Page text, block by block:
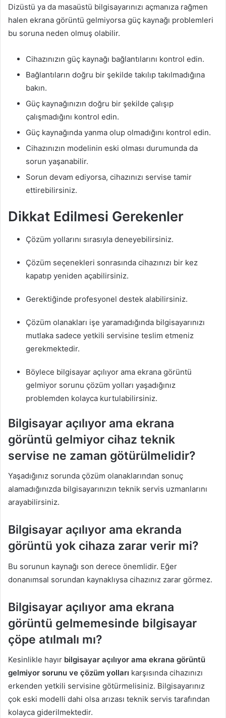
Dizüstü ya da masaüstü bilgisayarınızı açmanıza rağmen
halen ekrana görüntü gelmiyorsa güç kaynağı problemleri
bu soruna neden olmuş olabilir.
Cihazınızın güç kaynağı bağlantılarını kontrol edin.
Bağlantıların doğru bir şekilde takılıp takılmadığına
bakın.
Güç kaynağınızın doğru bir şekilde çalışıp
çalışmadığını kontrol edin.
Güç kaynağında yanma olup olmadığını kontrol edin.
Cihazınızın modelinin eski olması durumunda da
sorun yaşanabilir.
Sorun devam ediyorsa, cihazınızı servise tamir
ettirebilirsiniz.
Dikkat Edilmesi Gerekenler
Çözüm yollarını sırasıyla deneyebilirsiniz.
Çözüm seçenekleri sonrasında cihazınızı bir kez
kapatıp yeniden açabilirsiniz.
Gerektiğinde profesyonel destek alabilirsiniz.
Çözüm olanakları işe yaramadığında bilgisayarınızı
mutlaka sadece yetkili servisine teslim etmeniz
gerekmektedir.
Böylece bilgisayar açılıyor ama ekrana görüntü
gelmiyor sorunu çözüm yolları yaşadığınız
problemden kolayca kurtulabilirsiniz.
Bilgisayar açılıyor ama ekrana
görüntü gelmiyor cihaz teknik
servise ne zaman götürülmelidir?
Yaşadığınız sorunda çözüm olanaklarından sonuç
alamadığınızda bilgisayarınızın teknik servis uzmanlarını
arayabilirsiniz.
Bilgisayar açılıyor ama ekranda
görüntü yok cihaza zarar verir mi?
Bu sorunun kaynağı son derece önemlidir. Eğer
donanımsal sorundan kaynaklıysa cihazınız zarar görmez.
Bilgisayar açılıyor ama ekrana
görüntü gelmemesinde bilgisayar
çöpe atılmalı mı?
Kesinlikle hayır bilgisayar açılıyor ama ekrana görüntü
gelmiyor sorunu ve çözüm yolları karşısında cihazınızı
erkenden yetkili servisine götürmelisiniz. Bilgisayarınız
çok eski modelli dahi olsa arızası teknik servis tarafından
kolayca giderilmektedir.